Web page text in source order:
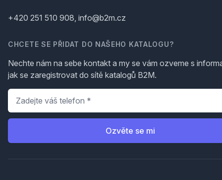
+420 251 510 908, info@b2m.cz
CHCETE SE PŘIDAT DO NAŠEHO KATALOGU?
Nechte nám na sebe kontakt a my se vám ozveme s
jak se zaregistrovat do sítě katalogů B2M.
Telefon
Ozvěte se mi